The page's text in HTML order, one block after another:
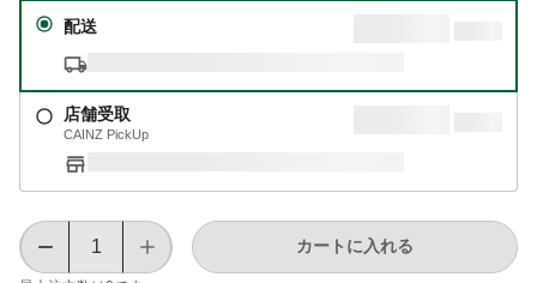
配送
店舗受取
CAINZ PickUp
カートに入れる